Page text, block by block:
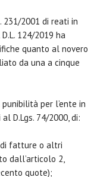
231/2001 di reati in
124/2019 ha
quanto al novero
da una a cinque
per l’ente in
D.Lgs. 74/2000, di:
fatture o altri
dall’articolo 2,
quote);